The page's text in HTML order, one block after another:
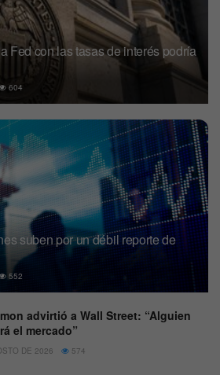
Fed con las tasas de interés podría
604
suben por un débil reporte de
552
advirtió a Wall Street: “Alguien
el mercado”
DE 2026 574